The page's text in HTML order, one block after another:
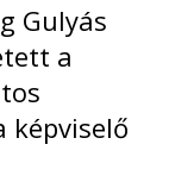
Gulyás
a
képviselő